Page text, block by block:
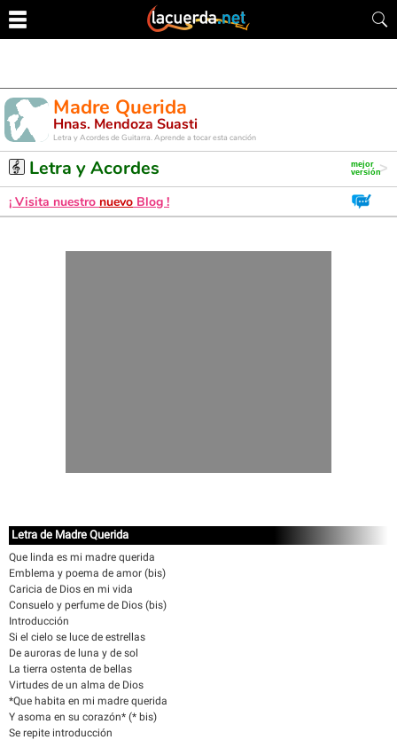
Madre Querida
Hnas. Mendoza Suasti
Letra y Acordes de Guitarra. Aprende a tocar esta canción
Letra y Acordes
¡ Visita nuestro nuevo Blog !
Letra de Madre Querida
Que linda es mi madre querida
Emblema y poema de amor (bis)
Caricia de Dios en mi vida
Consuelo y perfume de Dios (bis)
Introducción
Si el cielo se luce de estrellas
De auroras de luna y de sol
La tierra ostenta de bellas
Virtudes de un alma de Dios
*Que habita en mi madre querida
Y asoma en su corazón* (* bis)
Se repite introducción